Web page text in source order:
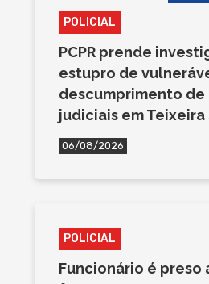
POLICIAL
PCPR prende
estupro de
descumprimento de
judiciais em Teixeira
06/08/2026
POLICIAL
Funcionário é preso